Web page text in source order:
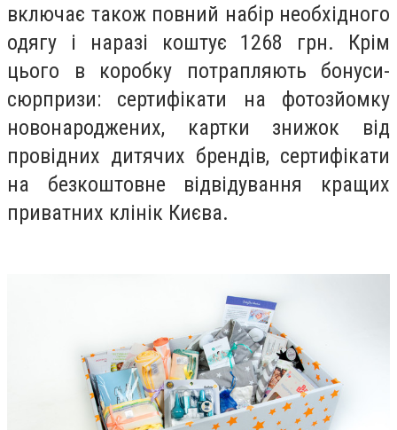
включає також повний набір необхідного
одягу і наразі коштує 1268 грн. Крім
цього в коробку потрапляють бонуси-
сюрпризи: сертифікати на фотозйомку
новонароджених, картки знижок від
провідних дитячих брендів, сертифікати
на безкоштовне відвідування кращих
приватних клінік Києва.